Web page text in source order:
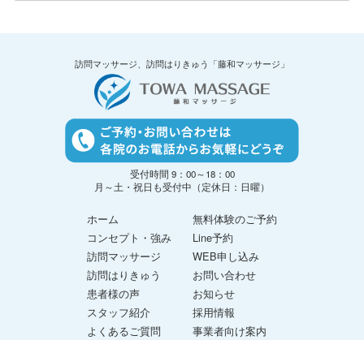
訪問マッサージ、訪問はりきゅう「藤和マッサージ」
受付時間 9：00～18：00
月～土・祝日も受付中（定休日：日曜）
ホーム
コンセプト・強み
訪問マッサージ
訪問はりきゅう
患者様の声
スタッフ紹介
よくあるご質問
無料体験のご予約
Line予約
WEB申し込み
お問い合わせ
お知らせ
採用情報
事業者向け案内